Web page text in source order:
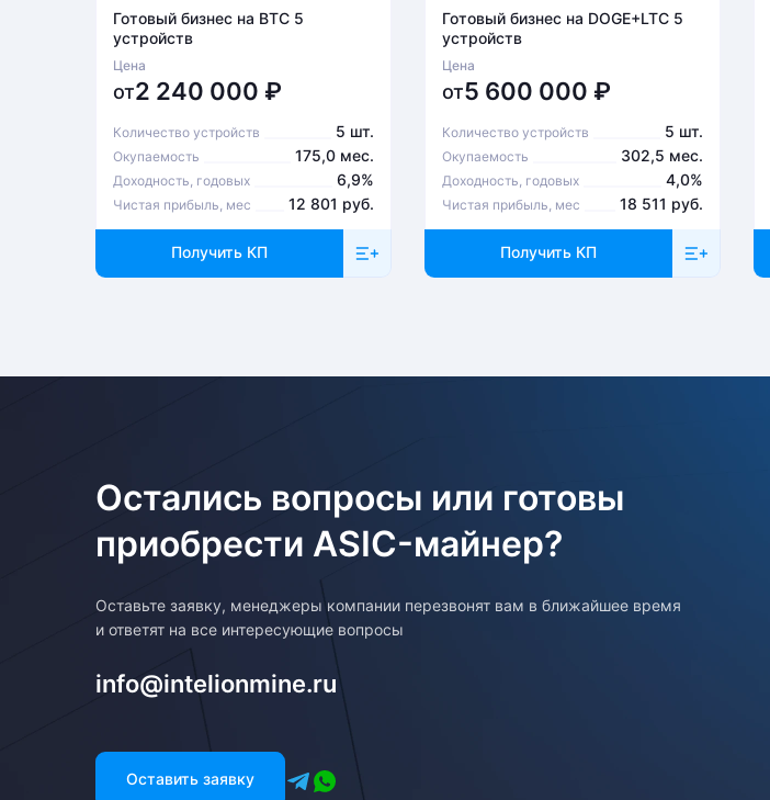
Готовый бизнес на BTC 5
устройств
Цена
от2 240 000 ₽
Количество устройств 5 шт.
Окупаемость 175,0 мес.
Доходность, годовых 6,9%
Чистая прибыль, мес 12 801 руб.
Получить КП
Готовый бизнес на DOGE+LTC 5
устройств
Цена
от5 600 000 ₽
Количество устройств 5 шт.
Окупаемость 302,5 мес.
Доходность, годовых 4,0%
Чистая прибыль, мес 18 511 руб.
Получить КП
Остались вопросы или готовы
приобрести ASIC-майнер?
Оставьте заявку, менеджеры компании перезвонят вам в ближайшее время
и ответят на все интересующие вопросы
info@intelionmine.ru
Оставить заявку